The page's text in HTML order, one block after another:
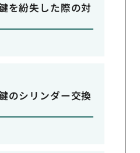
を紛失した際の対
のシリンダー交換